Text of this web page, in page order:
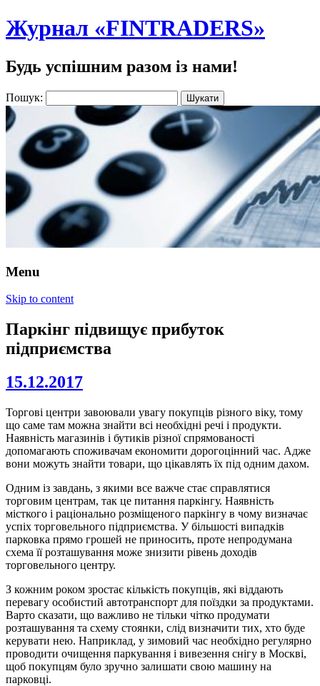
Журнал «FINTRADERS»
Будь успішним разом із нами!
Пошук:
Menu
Skip to content
Паркінг підвищує прибуток
підприємства
15.12.2017
Торгові центри завоювали увагу покупців різного віку, тому
що саме там можна знайти всі необхідні речі і продукти.
Наявність магазинів і бутиків різної спрямованості
допомагають споживачам економити дорогоцінний час. Адже
вони можуть знайти товари, що цікавлять їх під одним дахом.
Одним із завдань, з якими все важче стає справлятися
торговим центрам, так це питання паркінгу. Наявність
місткого і раціонально розміщеного паркінгу в чому визначає
успіх торговельного підприємства. У більшості випадків
парковка прямо грошей не приносить, проте непродумана
схема її розташування може знизити рівень доходів
торговельного центру.
З кожним роком зростає кількість покупців, які віддають
перевагу особистий автотранспорт для поїздки за продуктами.
Варто сказати, що важливо не тільки чітко продумати
розташування та схему стоянки, слід визначити тих, хто буде
керувати нею. Наприклад, у зимовий час необхідно регулярно
проводити очищення паркування і вивезення снігу в Москві,
щоб покупцям було зручно залишати свою машину на
парковці.